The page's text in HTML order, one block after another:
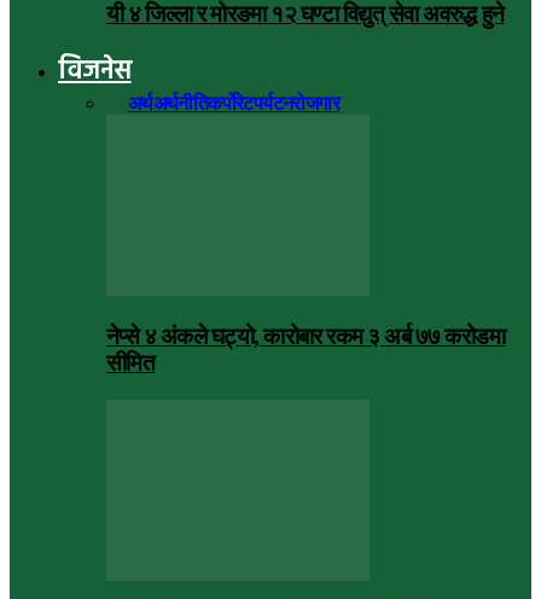
यी ४ जिल्ला र मोरङमा १२ घण्टा विद्युत् सेवा अवरुद्ध हुने
विजनेस
अर्थअर्थनीतिकर्पोरेटपर्यटनरोजगार
नेप्से ४ अंकले घट्यो, कारोबार रकम ३ अर्ब ७७ करोडमा
सीमित